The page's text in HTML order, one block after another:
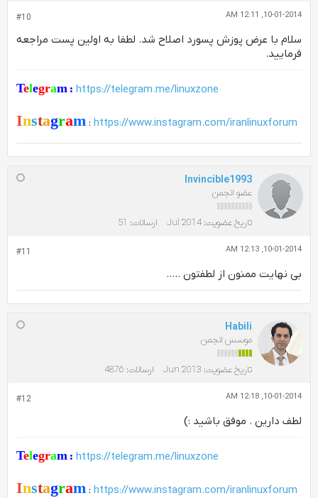
#10 10-01-2014, 12:11 AM
سلام با عرض پوزش پسورد اصلاح شد. لطفا به اولین پست مراجعه
فرمایید.
Telegram : https://telegram.me/linuxzone
Instagram : https://www.instagram.com/iranlinuxforum
Invincible1993
عضو انجمن
تاریخ عضویت: Jul 2014 ارسالات: 51
#11 10-01-2014, 12:13 AM
بی نهایت ممنون از لطفتون .....
Habili
موسس انجمن
تاریخ عضویت: Jun 2013 ارسالات: 4876
#12 10-01-2014, 12:18 AM
لطف دارین . موفق باشید :)
Telegram : https://telegram.me/linuxzone
Instagram : https://www.instagram.com/iranlinuxforum